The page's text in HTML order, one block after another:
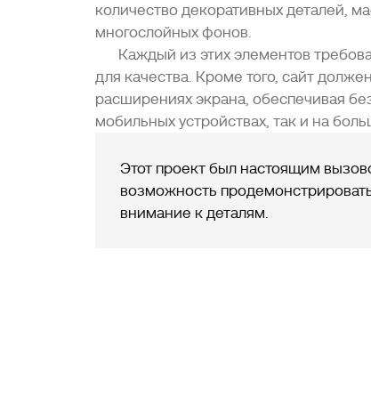
количество декоративных деталей,
многослойных фонов.
Каждый из этих элементов
для качества. Кроме того, сайт
расширениях экрана, обеспечивая
мобильных устройствах, так и на
Этот проект был настоящим
возможность
внимание к деталям.